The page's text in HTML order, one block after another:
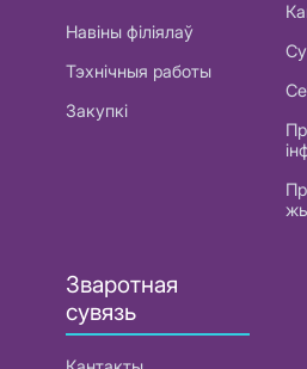
Навіны філіялаў
Тэхнічныя работы
Закупкі
Зваротная
сувязь